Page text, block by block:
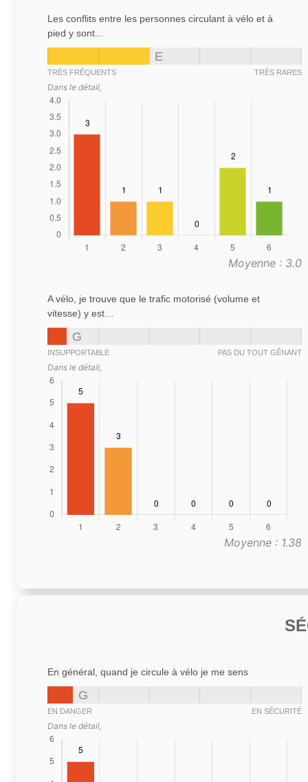
Les conflits entre les personnes circulant à vélo et à
pied y sont...
E
TRÈS FRÉQUENTS TRÈS RARES
Dans le détail,
Moyenne : 3.0
A vélo, je trouve que le trafic motorisé (volume et
vitesse) y est…
G
INSUPPORTABLE PAS DU TOUT GÊNANT
Dans le détail,
Moyenne : 1.38
En général, quand je circule à vélo je me sens
G
EN DANGER EN SÉCURITÉ
Dans le détail,